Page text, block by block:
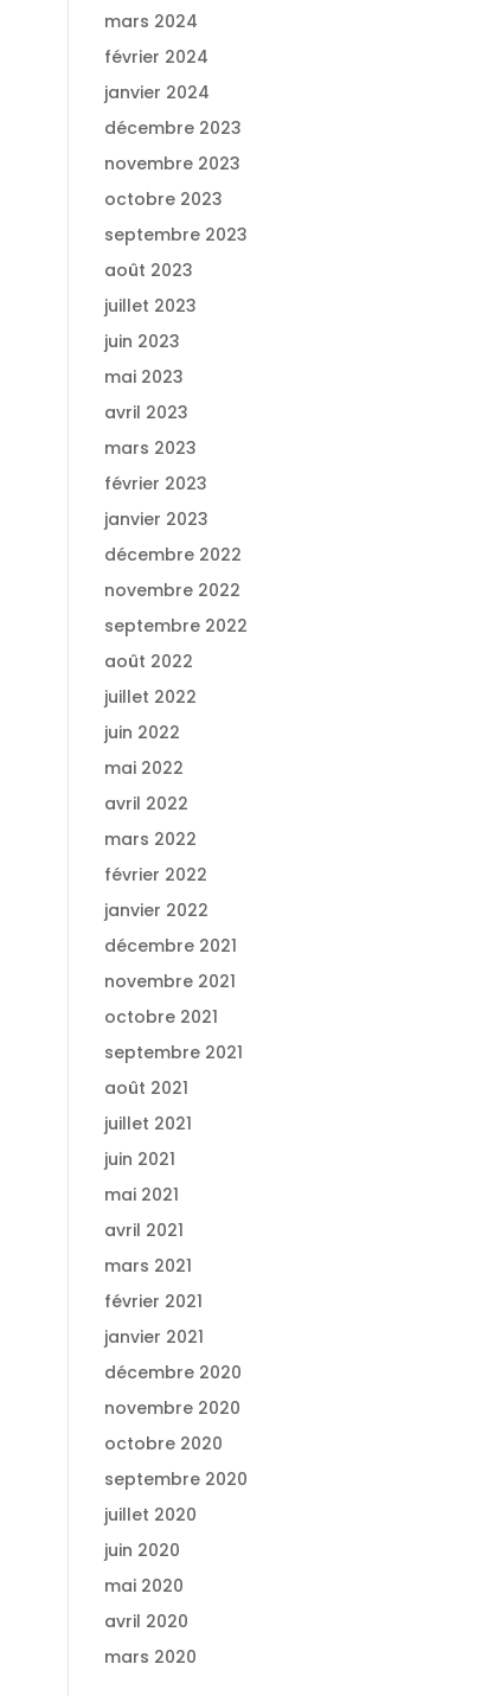
mars 2024
février 2024
janvier 2024
décembre 2023
novembre 2023
octobre 2023
septembre 2023
août 2023
juillet 2023
juin 2023
mai 2023
avril 2023
mars 2023
février 2023
janvier 2023
décembre 2022
novembre 2022
septembre 2022
août 2022
juillet 2022
juin 2022
mai 2022
avril 2022
mars 2022
février 2022
janvier 2022
décembre 2021
novembre 2021
octobre 2021
septembre 2021
août 2021
juillet 2021
juin 2021
mai 2021
avril 2021
mars 2021
février 2021
janvier 2021
décembre 2020
novembre 2020
octobre 2020
septembre 2020
juillet 2020
juin 2020
mai 2020
avril 2020
mars 2020